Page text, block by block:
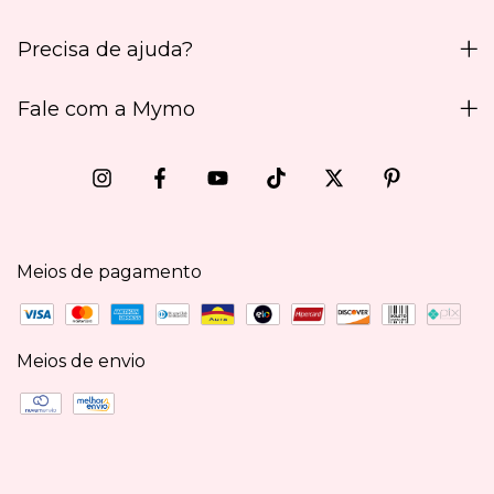
Precisa de ajuda?
Fale com a Mymo
Meios de pagamento
Meios de envio